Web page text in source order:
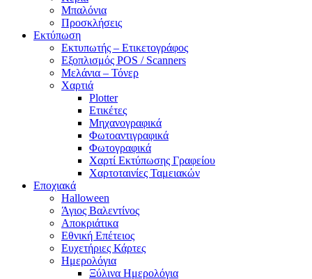
Μπαλόνια
Προσκλήσεις
Εκτύπωση
Εκτυπωτής – Ετικετογράφος
Εξοπλισμός POS / Scanners
Μελάνια – Τόνερ
Χαρτιά
Plotter
Ετικέτες
Μηχανογραφικά
Φωτοαντιγραφικά
Φωτογραφικά
Χαρτί Εκτύπωσης Γραφείου
Χαρτοταινίες Ταμειακών
Εποχιακά
Halloween
Άγιος Βαλεντίνος
Αποκριάτικα
Εθνική Επέτειος
Ευχετήριες Κάρτες
Ημερολόγια
Ξύλινα Ημερολόγια